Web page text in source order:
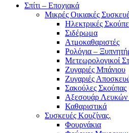
Σπίτι – Εποχιακά
Μικρές Οικιακές
Ηλεκτρικές
Σιδέρωμα
Ατμοκαθαριστές
Ρολόγια –
Μετεωρολογικοί
Ζυγαριές Μπάνιου
Ζυγαριές
Σακούλες Σκούπας
Αξεσουάρ
Καθαριστικά
Συσκευές Κουζίνας.
Φουρνάκια